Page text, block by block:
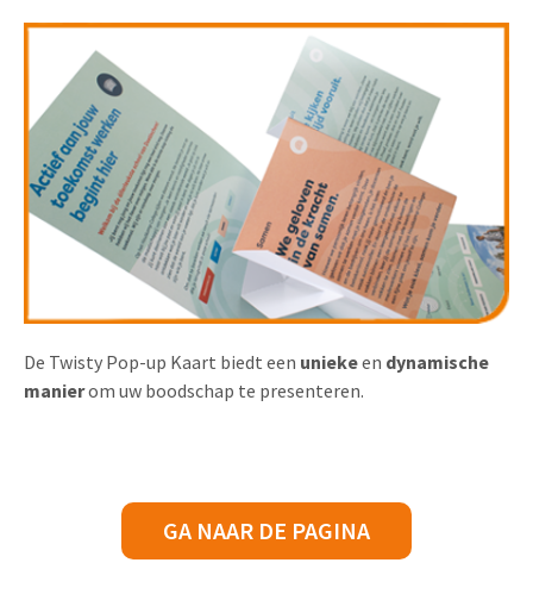
De Twisty Pop-up Kaart biedt een uniekeen dynamische
manierom uw boodschap te presenteren.
GA NAAR DE PAGINA